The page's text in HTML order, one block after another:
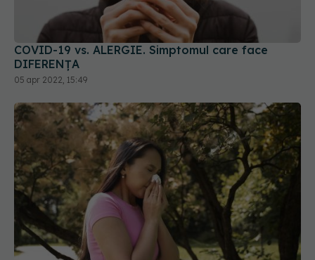
COVID-19 vs. ALERGIE. Simptomul care face
DIFERENȚA
05 apr 2022, 15:49